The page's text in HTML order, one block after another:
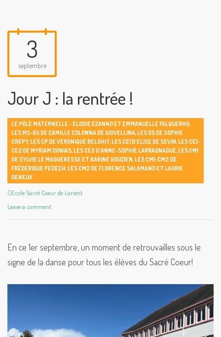
3
septembre
Jour J : la rentrée !
LE PÔLE MATERNELLE - ELODIE EZANNO ET EMMANUELLE FALQUERHO,
LES MS-GS DE CAMILLE COLONNA DE GIOVELLINA, LES GS DE SOPHIE
CREPY, LES CP DE VÉRONIQUE BELGHIT, LES CE1 D'ELISE DE SEVIN, LES CE1-
CE2 DE MYRIAM DONIAS, LES CE2 D'ANNE-SOPHIE LARRAGNAGUE, LES CM1
DE SYLVIE LE MAGUERESSE ET KARINE GOUZIEN, LES CM1-CM2 DE
FRÉDÉRIQUE PEDECH, LES CM2 DE FLORENCE SALAMAND ET LAURIE
DENEUX
Author
Ecole Sacré Coeur de Lorient
Leave a comment
En ce 1er septembre, un moment de retrouvailles sous le
signe de la danse pour tous les élèves du Sacré Coeur!